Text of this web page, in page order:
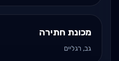
מכונת חתירה
גב, רגליים